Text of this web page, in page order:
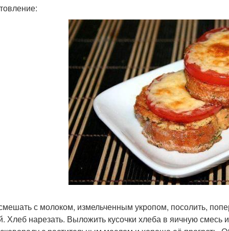
с молоком, измельченным укропом, посолить,
Хлеб нарезать. Выложить кусочки хлеба в яичную смесь